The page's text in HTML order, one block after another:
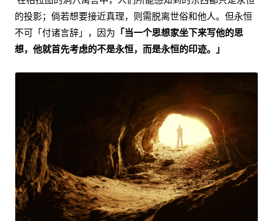
的投影；倘若想要接近真理，则需脱离世俗和他人。但永恒
不可「付诸言辞」，因为 「当一个思想家坐下来写他的思
想，他就首先考虑的不是永恒，而是永恒的印迹。」